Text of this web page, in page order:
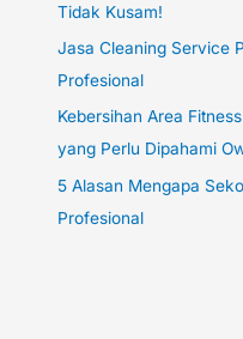
Tidak Kusam!
Jasa Cleaning Service
Profesional
Kebersihan Area
yang Perlu Dipahami
5 Alasan Mengapa
Profesional